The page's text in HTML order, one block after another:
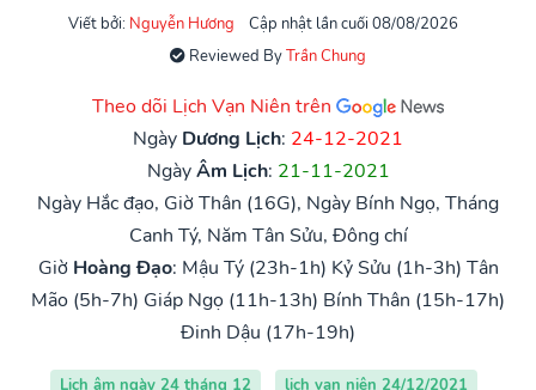
Viết bởi: Nguyễn Hương
Cập nhật lần cuối 08/08/2026
Reviewed ByTrần Chung
Theo dõi Lịch Vạn Niên trên
Ngày Dương Lịch: 24-12-2021
NgàyÂm Lịch: 21-11-2021
Ngày Hắc đạo, Giờ Thân (16G), Ngày Bính Ngọ, Tháng
Canh Tý, Năm Tân Sửu, Đông chí
Giờ Hoàng Đạo: Mậu Tý (23h-1h) Kỷ Sửu (1h-3h) Tân
Mão (5h-7h) Giáp Ngọ (11h-13h) Bính Thân (15h-17h)
Đinh Dậu (17h-19h)
Lịch âm ngày 24 tháng 12
lịch vạn niên 24/12/2021